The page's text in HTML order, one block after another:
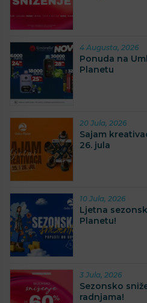
4 Augusta, 2026
Ponuda na
Planetu
20 Jula, 2026
Sajam
26. jula
10 Jula, 2026
Ljetna
Planetu!
3 Jula, 2026
Sezonsko
radnjama!